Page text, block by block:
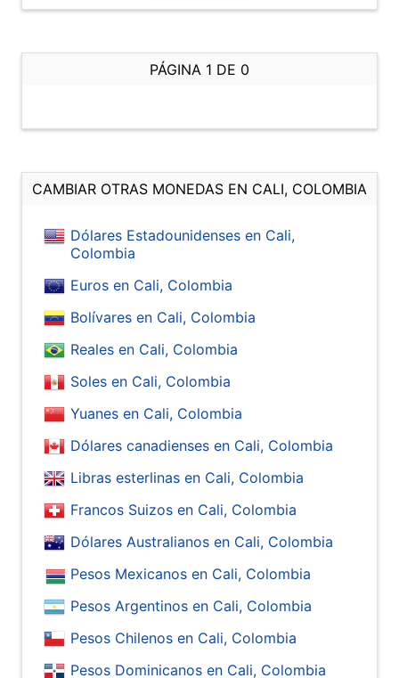
PÁGINA 1 DE 0
CAMBIAR OTRAS MONEDAS EN CALI, COLOMBIA
Dólares Estadounidenses en Cali,
Colombia
Euros en Cali, Colombia
Bolívares en Cali, Colombia
Reales en Cali, Colombia
Soles en Cali, Colombia
Yuanes en Cali, Colombia
Dólares canadienses en Cali, Colombia
Libras esterlinas en Cali, Colombia
Francos Suizos en Cali, Colombia
Dólares Australianos en Cali, Colombia
Pesos Mexicanos en Cali, Colombia
Pesos Argentinos en Cali, Colombia
Pesos Chilenos en Cali, Colombia
Pesos Dominicanos en Cali, Colombia